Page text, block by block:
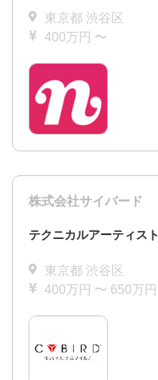
東京都 渋谷区
400万円 〜
株式会社サイバード
テクニカルアーティスト
東京都 渋谷区
400万円 〜 650万円